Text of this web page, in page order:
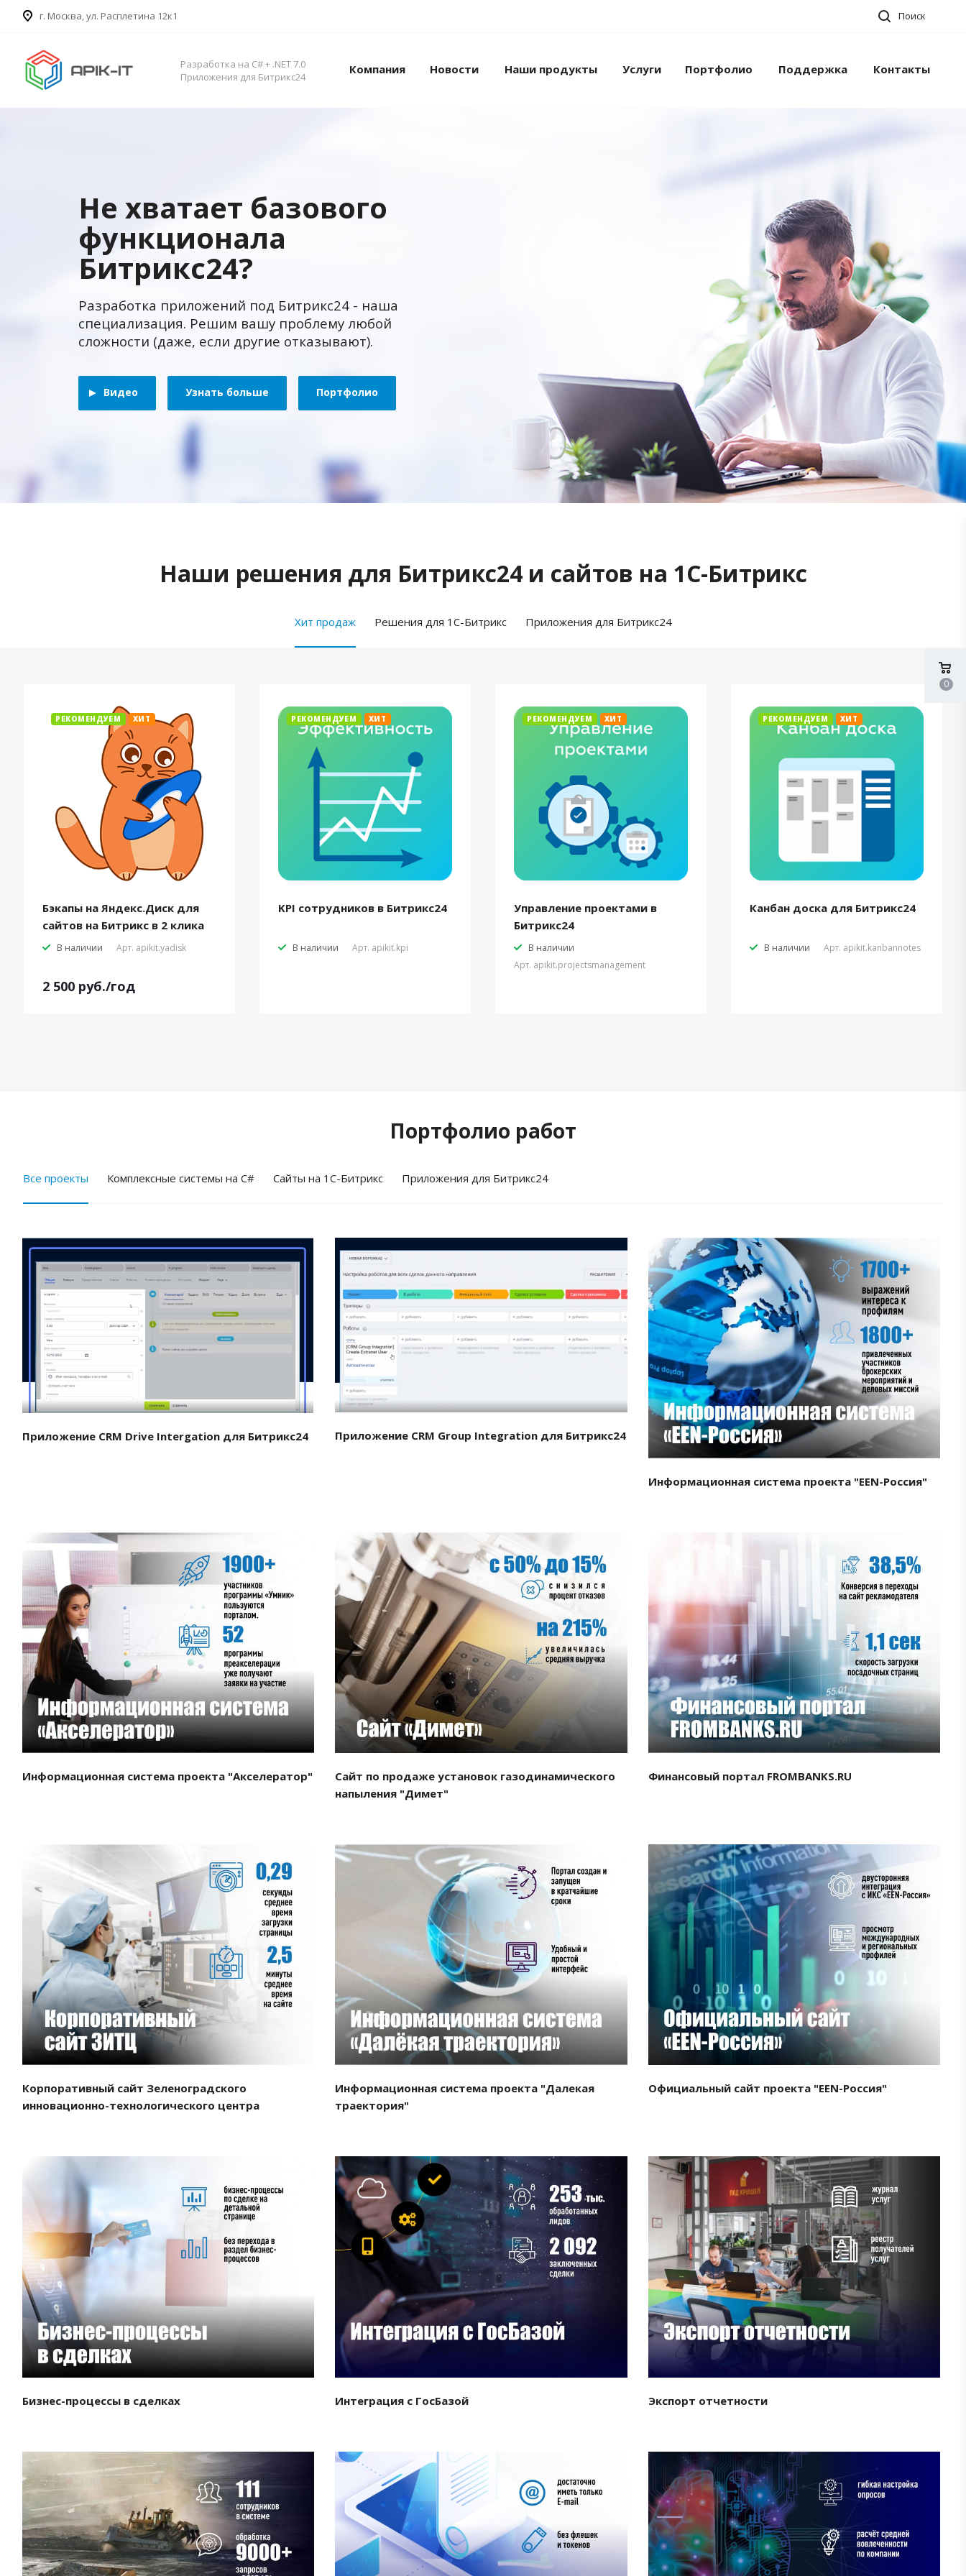
​г. Москва, ул. Расплетина 12к1 Поиск
Разработка на C# + .NET 7.0
Приложения для Битрикс24
Компания Новости Наши продукты Услуги Портфолио Поддержка Контакты
Не хватает базового
функционала
Битрикс24?
Разработка приложений под Битрикс24 - наша
специализация. Решим вашу проблему любой
сложности (даже, если другие отказывают).
Видео Узнать больше Портфолио
Наши решения для Битрикс24 и сайтов на 1С-Битрикс
Хит продаж Решения для 1С-Битрикс Приложения для Битрикс24
РЕКОМЕНДУЕМ ХИТ
Бэкапы на Яндекс.Диск для
сайтов на Битрикс в 2 клика
В наличии Арт. apikit.yadisk
2 500 руб./год
РЕКОМЕНДУЕМ ХИТ
KPI сотрудников в Битрикс24
В наличии Арт. apikit.kpi
РЕКОМЕНДУЕМ ХИТ
Управление проектами в
Битрикс24
В наличии
Арт. apikit.projectsmanagement
РЕКОМЕНДУЕМ ХИТ
Канбан доска для Битрикс24
В наличии Арт. apikit.kanbannotes
Портфолио работ
Все проекты Комплексные системы на C# Cайты на 1С-Битрикс Приложения для Битрикс24
Смотреть проект
Приложение CRM Drive Intergation для Битрикс24 Приложение CRM Group Integration для Битрикс24
Смотреть проект
Информационная система проекта "EEN-Россия"
Смотреть проект
Информационная система проекта "Акселератор"
Смотреть проект
Сайт по продаже установок газодинамического
напыления "Димет"
Смотреть проект
Финансовый портал FROMBANKS.RU
Смотреть проект
Корпоративный сайт Зеленоградского
инновационно-технологического центра
Смотреть проект
Информационная система проекта "Далекая
траектория"
Смотреть проект
Официальный сайт проекта "EEN-Россия"
Бизнес-процессы в сделках
Смотреть проект
Интеграция с ГосБазой
Смотреть проект
Экспорт отчетности
Смотреть проект Смотреть проект Смотреть проект
0